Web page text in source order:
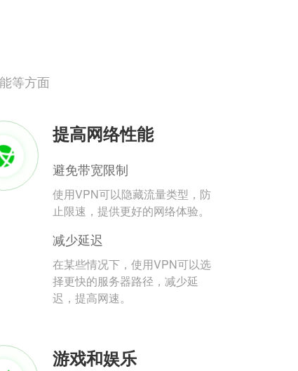
等方面
提高网络性能
避免带宽限制
使用VPN可以隐藏流量类型，防
止限速，提供更好的网络体验。
减少延迟
在某些情况下，使用VPN可以选
择更快的服务器路径，减少延
迟，提高网速。
游戏和娱乐